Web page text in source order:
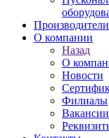
Производители
О компании
Назад
О
Новости
Филиалы
Вакансии